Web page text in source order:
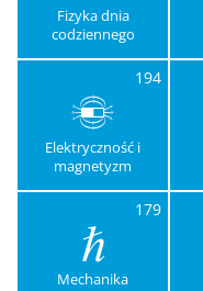
Fizyka dnia
codziennego
194
Elektryczność i
magnetyzm
179
Mechanika